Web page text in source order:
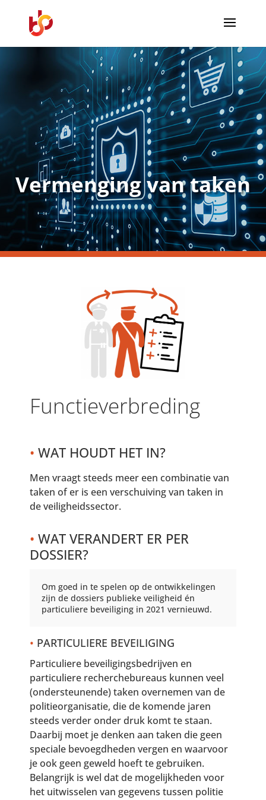
Vermenging van taken
Functieverbreding
• WAT HOUDT HET IN?
Men vraagt steeds meer een combinatie van
taken of er is een verschuiving van taken in
de veiligheidssector.
• WAT VERANDERT ER PER
DOSSIER?
Om goed in te spelen op de ontwikkelingen
zijn de dossiers publieke veiligheid én
particuliere beveiliging in 2021 vernieuwd.
• PARTICULIERE BEVEILIGING
Particuliere beveiligingsbedrijven en
particuliere recherchebureaus kunnen veel
(ondersteunende) taken overnemen van de
politieorganisatie, die de komende jaren
steeds verder onder druk komt te staan.
Daarbij moet je denken aan taken die geen
speciale bevoegdheden vergen en waarvoor
je ook geen geweld hoeft te gebruiken.
Belangrijk is wel dat de mogelijkheden voor
het uitwisselen van gegevens tussen politie